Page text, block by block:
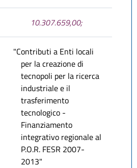
10.307.659,00;
"Contributi a Enti locali
per la creazione di
tecnopoli per la ricerca
industriale e il
trasferimento
tecnologico -
Finanziamento
integrativo regionale al
P.O.R. FESR 2007-
2013"